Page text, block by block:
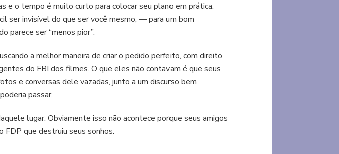
e o tempo é muito curto para colocar seu plano em prática.
ser invisível do que ser você mesmo, — para um bom
parece ser “menos pior”.
a melhor maneira de criar o pedido perfeito, com direito
do FBI dos filmes. O que eles não contavam é que seus
e conversas dele vazadas, junto a um discurso bem
passar.
lugar. Obviamente isso não acontece porque seus amigos
FDP que destruiu seus sonhos.